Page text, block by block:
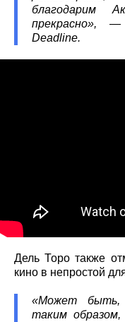
благодарим
прекрасно»,
Deadline.
Дель Торо также
кино в непростой
«Может быть,
таким